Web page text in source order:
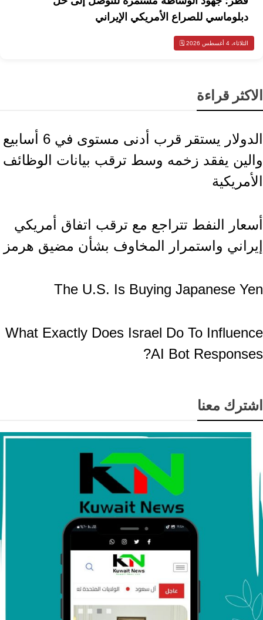
دبلوماسي للصراع الأمريكي الإيراني
الثلاثاء، 4 أغسطس 2026 🗓️
الاكثر قراءة
الدولار يستقر قرب أدنى مستوى في 6 أسابيع
والين يفقد زخمه وسط ترقب بيانات الوظائف
الأمريكية
أسعار النفط تتراجع مع ترقب اتفاق أمريكي
إيراني واستمرار المخاوف بشأن مضيق هرمز
The U.S. Is Buying Japanese Yen
What Exactly Does Israel Do To Influence
AI Bot Responses?
اشترك معنا